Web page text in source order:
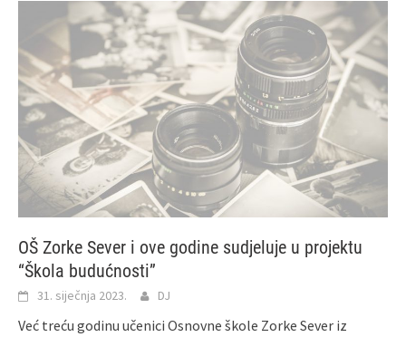
OŠ Zorke Sever i ove godine sudjeluje u projektu
“Škola budućnosti”
31. siječnja 2023. DJ
Već treću godinu učenici Osnovne škole Zorke Sever iz